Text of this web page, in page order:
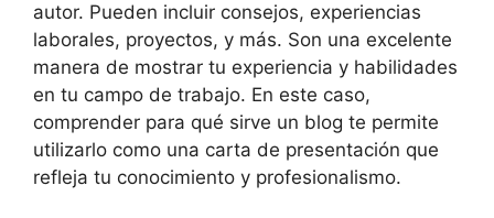
autor. Pueden incluir consejos, experiencias
laborales, proyectos, y más. Son una excelente
manera de mostrar tu experiencia y habilidades
en tu campo de trabajo. En este caso,
comprender para qué sirve un blog te permite
utilizarlo como una carta de presentación que
refleja tu conocimiento y profesionalismo.